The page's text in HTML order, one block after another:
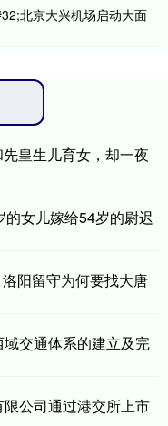
北京大兴机场启动大面
皇生儿育女，却一夜
女儿嫁给54岁的尉迟
阳留守为何要找大唐
交通体系的建立及完
公司通过港交所上市